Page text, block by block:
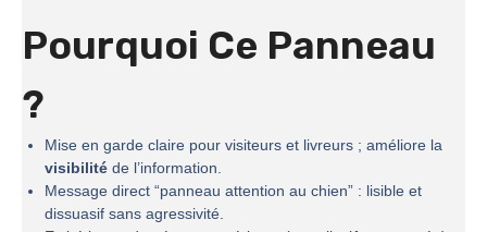
Pourquoi Ce Panneau
?
Mise en garde claire pour visiteurs et livreurs ; améliore la
visibilité de l’information.
Message direct “panneau attention au chien” : lisible et
dissuasif sans agressivité.